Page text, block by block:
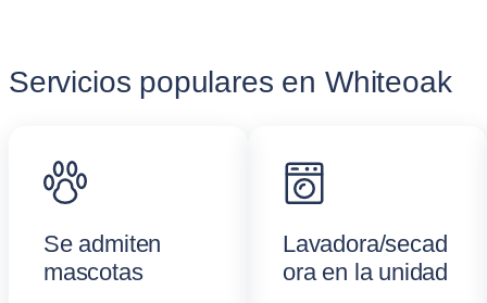
Servicios populares en Whiteoak
Se admiten
mascotas
Lavadora/secad
ora en la unidad